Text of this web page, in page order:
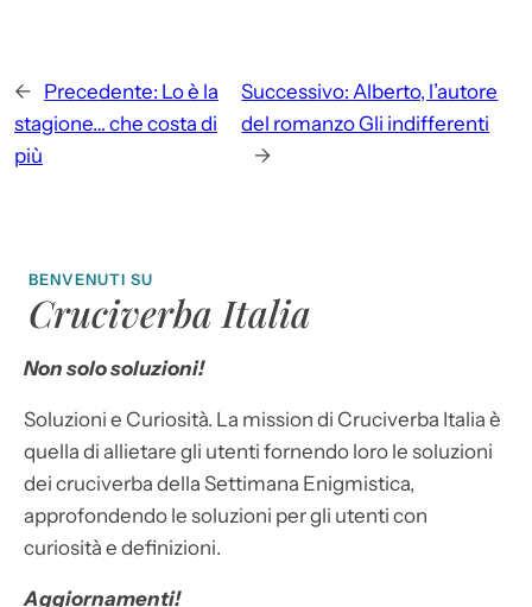
← Precedente: Lo è la
stagione… che costa di
più
Successivo: Alberto, l’autore
del romanzo Gli indifferenti
→
BENVENUTI SU
Cruciverba Italia
Non solo soluzioni!
Soluzioni e Curiosità. La mission di Cruciverba Italia è
quella di allietare gli utenti fornendo loro le soluzioni
dei cruciverba della Settimana Enigmistica,
approfondendo le soluzioni per gli utenti con
curiosità e definizioni.
Aggiornamenti!